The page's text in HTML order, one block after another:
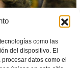
como las
del dispositivo. El
datos como el